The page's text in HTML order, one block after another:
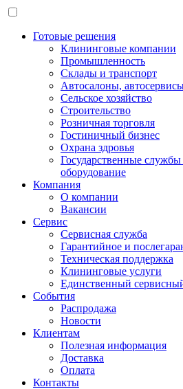
Готовые решения
Клининговые компании
Промышленность
Склады и транспорт
Автосалоны,
Сельское хозяйство
Строительство
Розничная торговля
Гостиничный бизнес
Охрана здровья
Государственные
оборудование
Компания
О компании
Вакансии
Сервис
Сервисная служба
Гарантийное и
Техническая поддержка
Клининговые услуги
Единственный
События
Распродажа
Новости
Клиентам
Полезная информация
Доставка
Оплата
Контакты